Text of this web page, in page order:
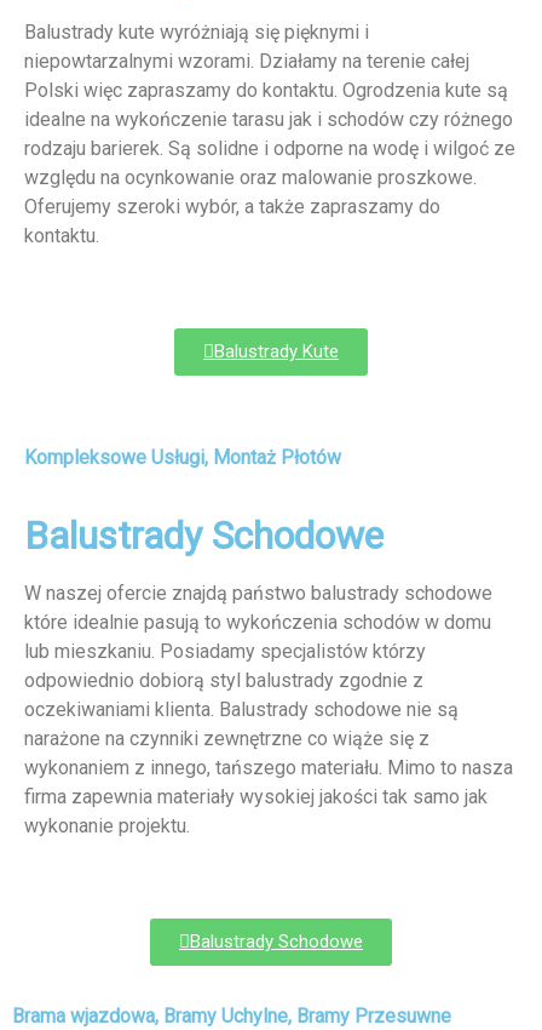
Balustrady kute wyróżniają się pięknymi i
niepowtarzalnymi wzorami. Działamy na terenie całej
Polski więc zapraszamy do kontaktu. Ogrodzenia kute są
idealne na wykończenie tarasu jak i schodów czy różnego
rodzaju barierek. Są solidne i odporne na wodę i wilgoć ze
względu na ocynkowanie oraz malowanie proszkowe.
Oferujemy szeroki wybór, a także zapraszamy do
kontaktu.
Balustrady Kute
Kompleksowe Usługi, Montaż Płotów
Balustrady Schodowe
W naszej ofercie znajdą państwo balustrady schodowe
które idealnie pasują to wykończenia schodów w domu
lub mieszkaniu. Posiadamy specjalistów którzy
odpowiednio dobiorą styl balustrady zgodnie z
oczekiwaniami klienta. Balustrady schodowe nie są
narażone na czynniki zewnętrzne co wiąże się z
wykonaniem z innego, tańszego materiału. Mimo to nasza
firma zapewnia materiały wysokiej jakości tak samo jak
wykonanie projektu.
Balustrady Schodowe
Brama wjazdowa, Bramy Uchylne, Bramy Przesuwne